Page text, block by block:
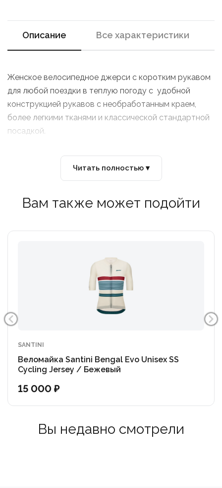
Описание Все характеристики
Женское велосипедное джерси с коротким рукавом
для любой поездки в теплую погоду с удобной
конструкцией рукавов с необработанным краем,
более легкими тканями и классической стандартной
посадкой.
Читать полностью ▾
Вам также может подойти
SANTINI
Веломайка Santini Bengal Evo Unisex SS
Cycling Jersey / Бежевый
15 000 ₽
Вы недавно смотрели